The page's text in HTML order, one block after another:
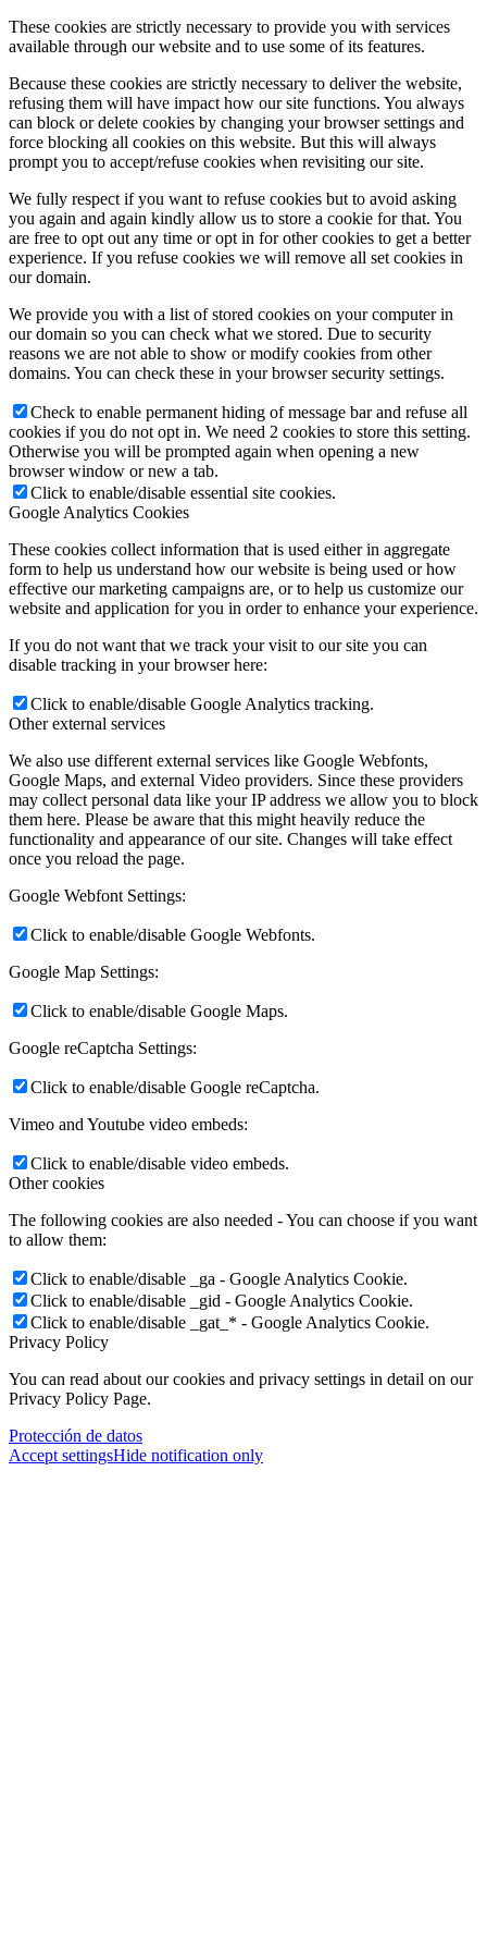
These cookies are strictly necessary to provide you with services
available through our website and to use some of its features.
Because these cookies are strictly necessary to deliver the website,
refusing them will have impact how our site functions. You always
can block or delete cookies by changing your browser settings and
force blocking all cookies on this website. But this will always
prompt you to accept/refuse cookies when revisiting our site.
We fully respect if you want to refuse cookies but to avoid asking
you again and again kindly allow us to store a cookie for that. You
are free to opt out any time or opt in for other cookies to get a better
experience. If you refuse cookies we will remove all set cookies in
our domain.
We provide you with a list of stored cookies on your computer in
our domain so you can check what we stored. Due to security
reasons we are not able to show or modify cookies from other
domains. You can check these in your browser security settings.
Check to enable permanent hiding of message bar and refuse all
cookies if you do not opt in. We need 2 cookies to store this setting.
Otherwise you will be prompted again when opening a new
browser window or new a tab.
Click to enable/disable essential site cookies.
Google Analytics Cookies
These cookies collect information that is used either in aggregate
form to help us understand how our website is being used or how
effective our marketing campaigns are, or to help us customize our
website and application for you in order to enhance your experience.
If you do not want that we track your visit to our site you can
disable tracking in your browser here:
Click to enable/disable Google Analytics tracking.
Other external services
We also use different external services like Google Webfonts,
Google Maps, and external Video providers. Since these providers
may collect personal data like your IP address we allow you to block
them here. Please be aware that this might heavily reduce the
functionality and appearance of our site. Changes will take effect
once you reload the page.
Google Webfont Settings:
Click to enable/disable Google Webfonts.
Google Map Settings:
Click to enable/disable Google Maps.
Google reCaptcha Settings:
Click to enable/disable Google reCaptcha.
Vimeo and Youtube video embeds:
Click to enable/disable video embeds.
Other cookies
The following cookies are also needed - You can choose if you want
to allow them:
Click to enable/disable _ga - Google Analytics Cookie.
Click to enable/disable _gid - Google Analytics Cookie.
Click to enable/disable _gat_* - Google Analytics Cookie.
Privacy Policy
You can read about our cookies and privacy settings in detail on our
Privacy Policy Page.
Protección de datos
Accept settingsHide notification only